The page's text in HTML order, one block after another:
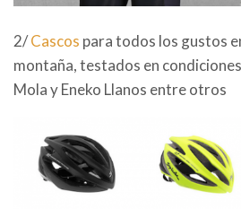
2/Cascos para todos los gustos
montaña, testados en
Mola y Eneko Llanos entre otros